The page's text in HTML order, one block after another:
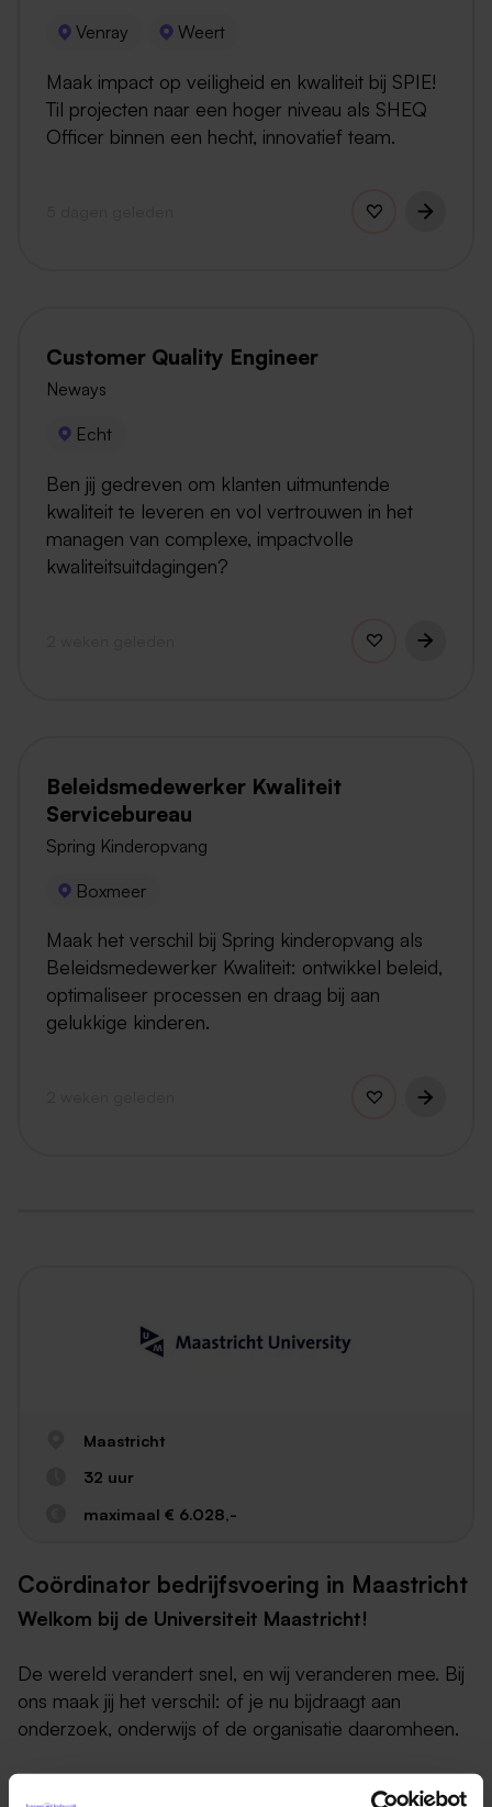
Venray Weert
Maak impact op veiligheid en kwaliteit bij SPIE!
Til projecten naar een hoger niveau als SHEQ
Officer binnen een hecht, innovatief team.
Customer Quality Engineer
Neways
Echt
Ben jij gedreven om klanten uitmuntende
kwaliteit te leveren en vol vertrouwen in het
managen van complexe, impactvolle
kwaliteitsuitdagingen?
Beleidsmedewerker Kwaliteit
Servicebureau
Spring Kinderopvang
Boxmeer
Maak het verschil bij Spring kinderopvang als
Beleidsmedewerker Kwaliteit: ontwikkel beleid,
optimaliseer processen en draag bij aan
gelukkige kinderen.
Maastricht
32 uur
maximaal € 6.028,-
Coördinator bedrijfsvoering in Maastricht
Welkom bij de Universiteit Maastricht!
De wereld verandert snel, en wij veranderen mee. Bij
ons maak jij het verschil: of je nu bijdraagt aan
onderzoek, onderwijs of de organisatie daaromheen.